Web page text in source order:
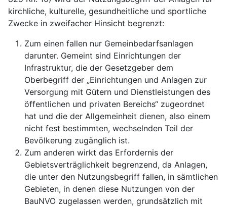
kirchliche, kulturelle, gesundheitliche und sportliche
Zwecke in zweifacher Hinsicht begrenzt:
Zum einen fallen nur Gemeinbedarfsanlagen
darunter. Gemeint sind Einrichtungen der
Infrastruktur, die der Gesetzgeber dem
Oberbegriff der „Einrichtungen und Anlagen zur
Versorgung mit Gütern und Dienstleistungen des
öffentlichen und privaten Bereichs“ zugeordnet
hat und die der Allgemeinheit dienen, also einem
nicht fest bestimmten, wechselnden Teil der
Bevölkerung zugänglich ist.
Zum anderen wirkt das Erfordernis der
Gebietsverträglichkeit begrenzend, da Anlagen,
die unter den Nutzungsbegriff fallen, in sämtlichen
Gebieten, in denen diese Nutzungen von der
BauNVO zugelassen werden, grundsätzlich mit